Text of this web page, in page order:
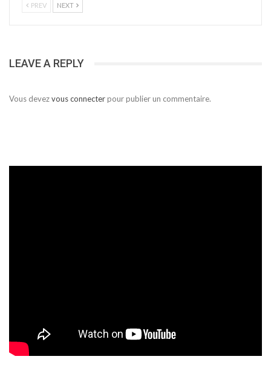
PREV NEXT
LEAVE A REPLY
Vous devezvous connecterpour publier un commentaire.